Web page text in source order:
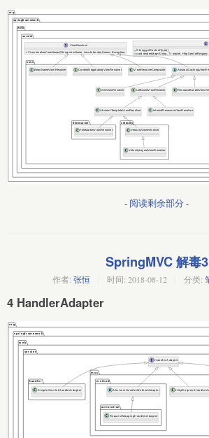
- 阅读剩余部分 -
SpringMVC 解毒3
作者: 张恒 时间: 2018-08-12 分类:
4 HandlerAdapter